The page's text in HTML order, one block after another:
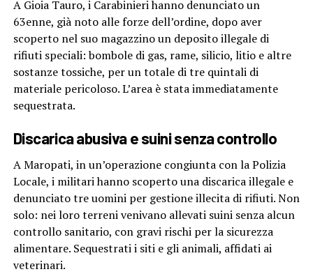
A Gioia Tauro, i Carabinieri hanno denunciato un
63enne, già noto alle forze dell’ordine, dopo aver
scoperto nel suo magazzino un deposito illegale di
rifiuti speciali: bombole di gas, rame, silicio, litio e altre
sostanze tossiche, per un totale di tre quintali di
materiale pericoloso. L’area è stata immediatamente
sequestrata.
Discarica abusiva e suini senza controllo
A Maropati, in un’operazione congiunta con la Polizia
Locale, i militari hanno scoperto una discarica illegale e
denunciato tre uomini per gestione illecita di rifiuti. Non
solo: nei loro terreni venivano allevati suini senza alcun
controllo sanitario, con gravi rischi per la sicurezza
alimentare. Sequestrati i siti e gli animali, affidati ai
veterinari.